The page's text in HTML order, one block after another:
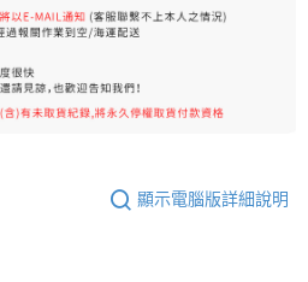
顯示電腦版詳細說明